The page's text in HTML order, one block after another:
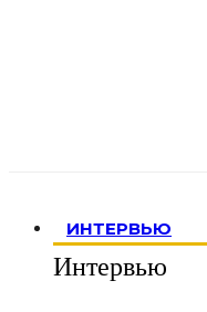
ИНТЕРВЬЮ
Интервью